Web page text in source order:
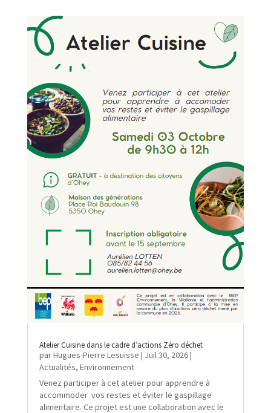
Atelier Cuisine dans le cadre d’actions Zéro déchet
parHugues-Pierre Lesuisse | Juil 30, 2026|
Actualités, Environnement
Venez participer à cet atelier pour apprendre à
accommoder vos restes et éviter le gaspillage
alimentaire. Ce projet est une collaboration avec le